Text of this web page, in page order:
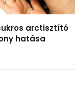
arctisztító
hatása